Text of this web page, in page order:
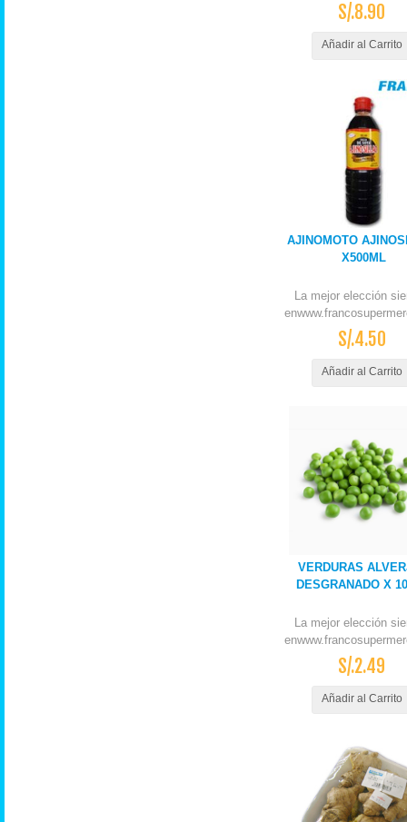
S/.8.90
Añadir al Carrito
AJINOMOTO
X500ML
La mejor elección
S/.4.50
Añadir al Carrito
VERDURAS
DESGRANADO X
La mejor elección
S/.2.49
Añadir al Carrito